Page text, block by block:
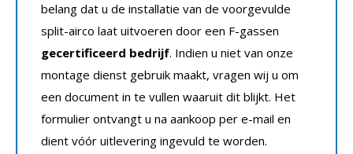
belang dat u de installatie van de voorgevulde
split-airco laat uitvoeren door een F-gassen
gecertificeerd bedrijf. Indien u niet van onze
montage dienst gebruik maakt, vragen wij u om
een document in te vullen waaruit dit blijkt. Het
formulier ontvangt u na aankoop per e-mail en
dient vóór uitlevering ingevuld te worden.